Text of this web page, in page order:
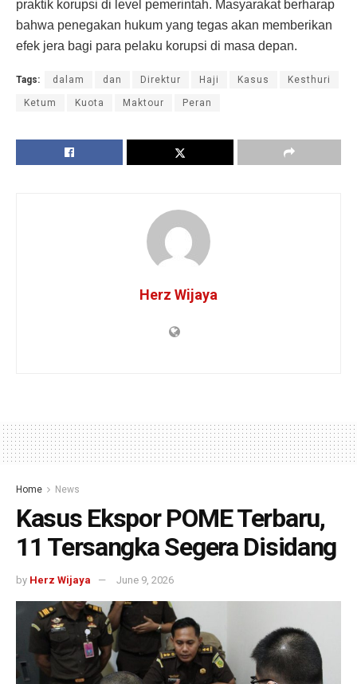
praktik korupsi di level pemerintah. Masyarakat berharap
bahwa penegakan hukum yang tegas akan memberikan
efek jera bagi para pelaku korupsi di masa depan.
Tags: dalam dan Direktur Haji Kasus Kesthuri
Ketum Kuota Maktour Peran
Herz Wijaya
Home News
Kasus Ekspor POME Terbaru,
11 Tersangka Segera Disidang
by Herz Wijaya June 9, 2026